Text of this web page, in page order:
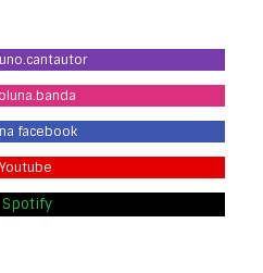
facebook
Youtube
Spotify